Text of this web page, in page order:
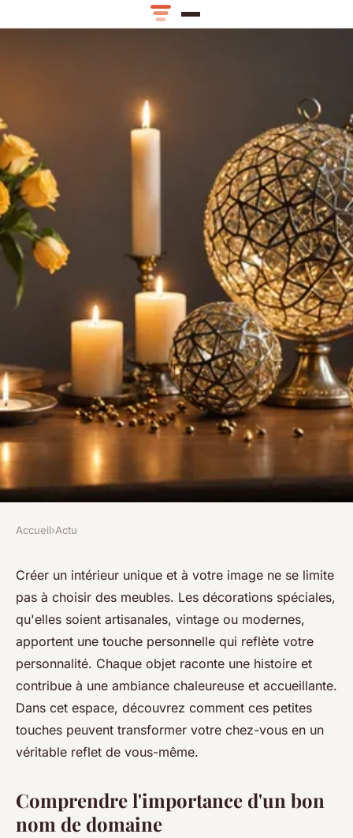
Créez un intérieur qui vous
ressemble avec des
décorations spéciales
Kenzo•18 mars 2025•4 min de lecture
Accueil›Actu
Créer un intérieur unique et à votre image ne se limite
pas à choisir des meubles. Les décorations spéciales,
qu'elles soient artisanales, vintage ou modernes,
apportent une touche personnelle qui reflète votre
personnalité. Chaque objet raconte une histoire et
contribue à une ambiance chaleureuse et accueillante.
Dans cet espace, découvrez comment ces petites
touches peuvent transformer votre chez-vous en un
véritable reflet de vous-même.
Comprendre l'importance d'un bon
nom de domaine